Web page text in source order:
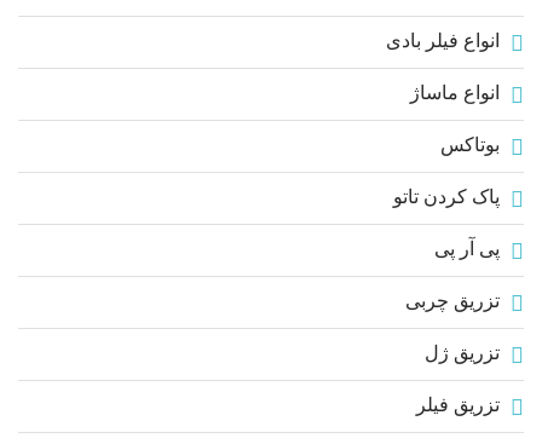
انواع فیلر بادی
انواع ماساژ
بوتاکس
پاک کردن تاتو
پی آر پی
تزریق چربی
تزریق ژل
تزریق فیلر